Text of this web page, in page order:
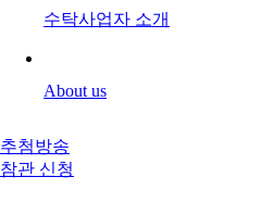
수탁사업자 소개
About us
추첨방송
참관 신청